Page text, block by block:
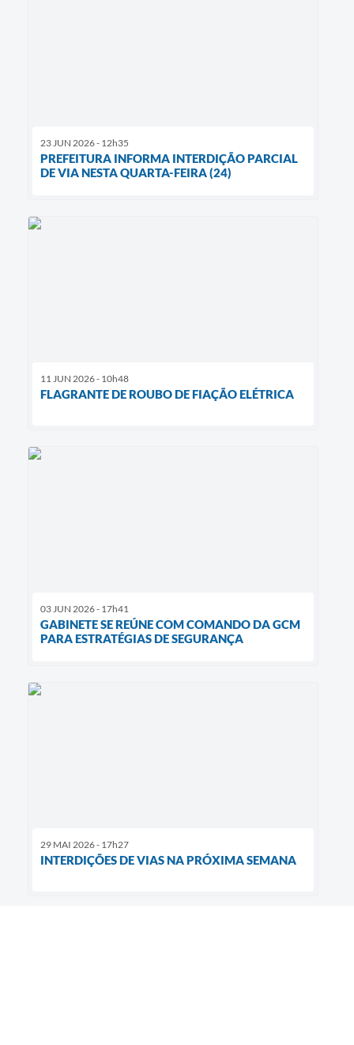
23 JUN 2026 - 12h35
PREFEITURA INFORMA INTERDIÇÃO PARCIAL
DE VIA NESTA QUARTA-FEIRA (24)
11 JUN 2026 - 10h48
FLAGRANTE DE ROUBO DE FIAÇÃO ELÉTRICA
03 JUN 2026 - 17h41
GABINETE SE REÚNE COM COMANDO DA GCM
PARA ESTRATÉGIAS DE SEGURANÇA
29 MAI 2026 - 17h27
INTERDIÇÕES DE VIAS NA PRÓXIMA SEMANA